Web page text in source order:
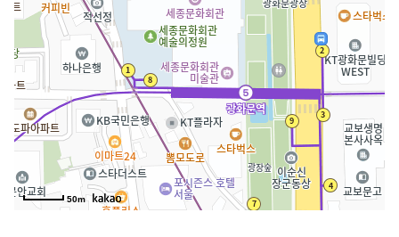
50m